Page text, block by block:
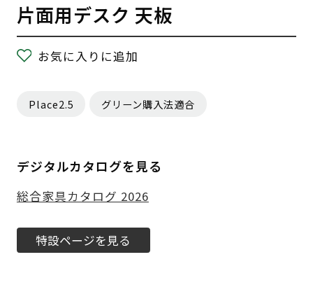
片面用デスク 天板
お気に入りに追加
Place2.5 グリーン購入法適合
デジタルカタログを見る
総合家具カタログ 2026
特設ページを見る